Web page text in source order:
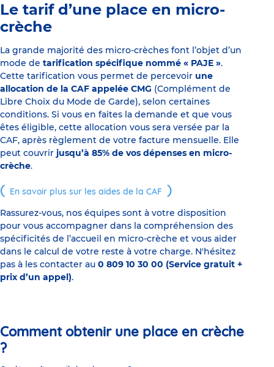
Le tarif d’une place en micro-
crèche
La grande majorité des micro-crèches font l’objet d’un
mode de tarification spécifique nommé « PAJE ».
Cette tarification vous permet de percevoir une
allocation de la CAF appelée CMG (Complément de
Libre Choix du Mode de Garde), selon certaines
conditions. Si vous en faites la demande et que vous
êtes éligible, cette allocation vous sera versée par la
CAF, après règlement de votre facture mensuelle. Elle
peut couvrir jusqu’à 85% de vos dépenses en micro-
crèche.
En savoir plus sur les aides de la CAF
Rassurez-vous, nos équipes sont à votre disposition
pour vous accompagner dans la compréhension des
spécificités de l’accueil en micro-crèche et vous aider
dans le calcul de votre reste à votre charge. N'hésitez
pas à les contacter au 0 809 10 30 00 (Service gratuit +
prix d’un appel).
Comment obtenir une place en crèche
?